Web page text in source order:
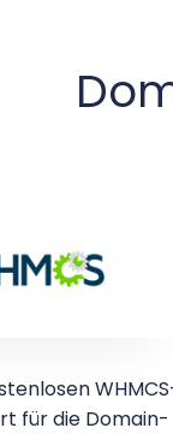
für die Domain-